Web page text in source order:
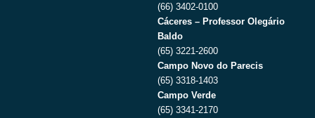
(66) 3402-0100
Cáceres – Professor Olegário
Baldo
(65) 3221-2600
Campo Novo do Parecis
(65) 3318-1403
Campo Verde
(65) 3341-2170